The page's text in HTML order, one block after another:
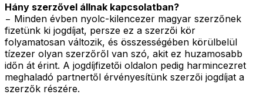
Hány szerzővel állnak kapcsolatban?
− Minden évben nyolc-kilencezer magyar szerzőnek
fizetünk ki jogdíjat, persze ez a szerzői kör
folyamatosan változik, és összességében körülbelül
tízezer olyan szerzőről van szó, akit ez huzamosabb
időn át érint. A jogdíjfizetői oldalon pedig harmincezret
meghaladó partnertől érvényesítünk szerzői jogdíjat a
szerzők részére.